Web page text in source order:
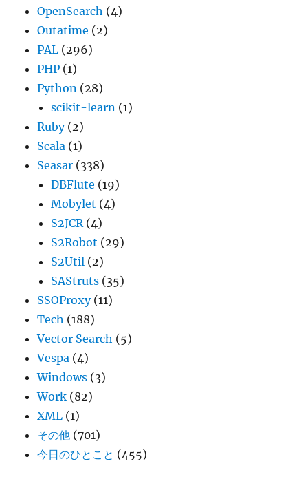
OpenSearch (4)
Outatime (2)
PAL (296)
PHP (1)
Python (28)
scikit-learn (1)
Ruby(2)
Scala (1)
Seasar (338)
DBFlute (19)
Mobylet (4)
S2JCR(4)
S2Robot (29)
S2Util (2)
SAStruts (35)
SSOProxy(11)
Tech (188)
Vector Search (5)
Vespa (4)
Windows (3)
Work (82)
XML (1)
その他 (701)
今日のひとこと (455)